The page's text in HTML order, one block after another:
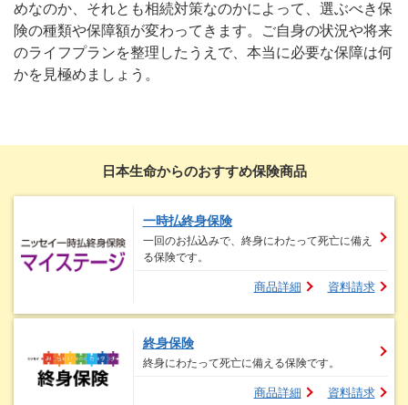
めなのか、それとも相続対策なのかによって、選ぶべき保
険の種類や保障額が変わってきます。ご自身の状況や将来
のライフプランを整理したうえで、本当に必要な保障は何
かを見極めましょう。
日本生命からのおすすめ保険商品
一時払終身保険
一回のお払込みで、終身にわたって死亡に備え
る保険です。
商品詳細 資料請求
終身保険
終身にわたって死亡に備える保険です。
商品詳細 資料請求